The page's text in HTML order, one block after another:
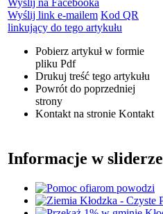
Wyślij link e-mailem Kod QR
linkujący do tego artykułu
Pobierz artykuł w formie
pliku Pdf
Drukuj treść tego artykułu
Powrót do poprzedniej
strony
Kontakt na stronie Kontakt
Informacje w sliderze